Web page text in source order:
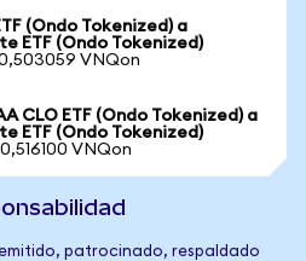
(Ondo Tokenized) a
ETF (Ondo Tokenized)
VNQon
CLO ETF (Ondo Tokenized) a
ETF (Ondo Tokenized)
VNQon
patrocinado, respaldado